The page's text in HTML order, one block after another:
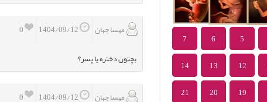
0
مهسا جهان
بچتون دختره یا پسر؟
0
مهسا جهان
5
6
7
12
13
14
19
20
21